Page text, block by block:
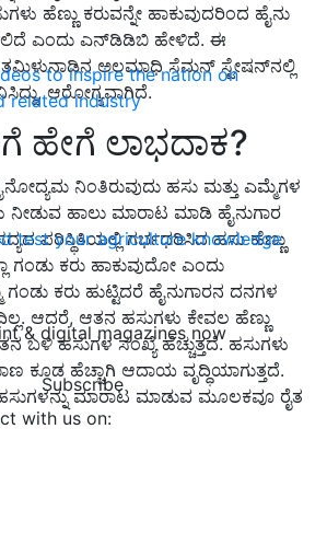
to inspire the nation on
related industry
test your agriculture knowledge
& digital magazines now
Subscribe
with us on:
ಹೆಣ್ಣು ಕರುವನ್ನೇ ಹಾಕುವುದರಿಂದ ಹೈನು
ಎಂದು ಎನ್‌ಡಿಡಿಬಿ ಹೇಳಿದೆ. ಈ
ತಮಿಳುನಾಡಿನ ಅಲಮಾಧಿ ಸೆಮನ್ ಸ್ಟೇಷನ್‌ನಲ್ಲಿ
ಆರೋಗ್ಯವಾಗಿದೆ.
ಹೇಗೆ ಲಾಭದಾಕ?
ನಿಂತಿರುವುದು ಹಸು ಮತ್ತು ಎಮ್ಮೆಗಳ
ಹಾಲು ಮಾರಾಟ ಮಾಡಿ ಹೈನುಗಾರ
ಪರಿಸ್ಥಿತಿಯಲ್ಲಿ ಗರ್ಭಧರಿಸಿದ ಹಸು ಹೆಣ್ಣು
ಗಂಡು ಕರು ಹಾಕುವುದೋ ಎಂದು
ಕರು ಹುಟ್ಟಿದರೆ ಹೈನುಗಾರನ ದನಗಳ
ಆದರೆ, ಆತನ ಹಸುಗಳು ಕೇವಲ ಹೆಣ್ಣು
ಬಳಿ ಹಸುಗಳ ಸಂಖ್ಯೆ ಹೆಚ್ಚುತ್ತದೆ. ಹಸುಗಳು
ಕೂಡ ಹೆಚ್ಚಾಗಿ ಆದಾಯ ವೃದ್ಧಿಯಾಗುತ್ತದೆ.
ಮಾರಾಟ ಮಾಡುವ ಮೂಲಕವೂ ರೈತ